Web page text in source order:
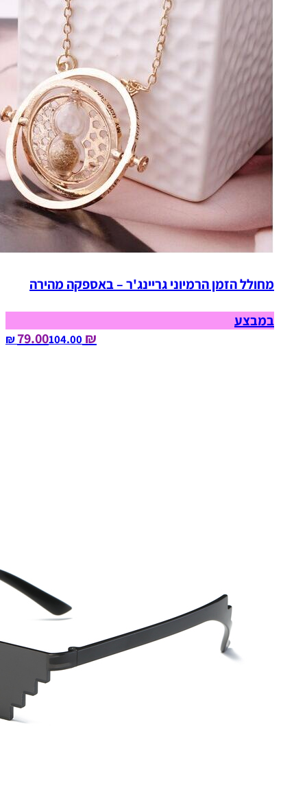
מחולל הזמן הרמיוני גריינג'ר – באספקה מהירה
במבצע
₪ 79.00
104.00‏ ₪